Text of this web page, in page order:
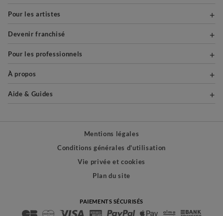
Pour les artistes
Devenir franchisé
Pour les professionnels
À propos
Aide & Guides
Mentions légales
Conditions générales d'utilisation
Vie privée et cookies
Plan du site
PAIEMENTS SÉCURISÉS